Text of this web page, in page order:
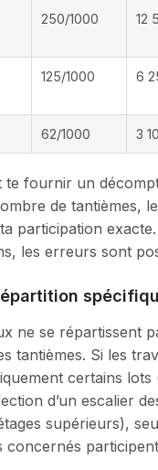
250/1000 12
125/1000 6
62/1000 3
te fournir un
de tantièmes,
participation
les erreurs sont
ne se répartissent
tantièmes. Si les
certains lots
d’un escalier
supérieurs),
concernés